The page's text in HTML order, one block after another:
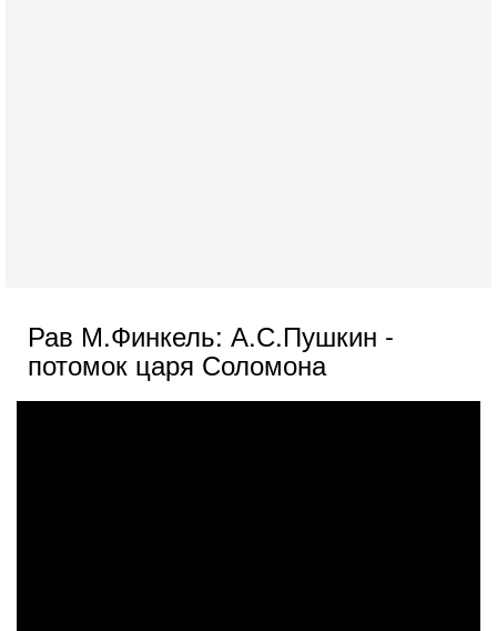
Рав М.Финкель: А.С.Пушкин -
потомок царя Соломона